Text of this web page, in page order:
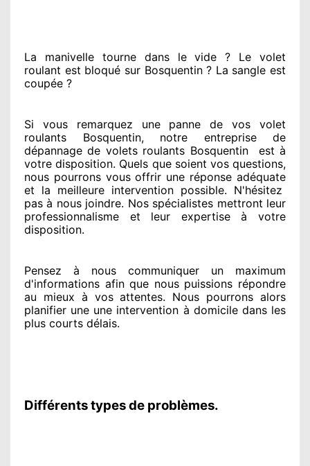
La manivelle tourne dans le vide ? Le volet
roulant est bloqué sur Bosquentin ? La sangle est
coupée ?
Si vous remarquez une panne de vos volet
roulants Bosquentin, notre entreprisede
dépannage de volets roulants Bosquentin
est à
votre disposition. Quels que soient vos questions,
nous pourrons vous offrir une réponse adéquate
et la meilleure intervention possible. N'hésitez
pas à nous joindre. Nos spécialistes mettront leur
professionnalisme et leur expertise à votre
disposition.
Pensez à nous communiquer un maximum
d'informations afin que nous puissions répondre
au mieux à vos attentes. Nous pourrons alors
planifier une une intervention à domiciledans les
plus courts délais.
Différents types de problèmes.